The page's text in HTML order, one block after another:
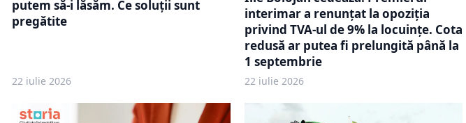
putem să-i lăsăm. Ce soluții sunt
pregătite
22 iulie 2026
interimar a renunțat la opoziția
privind TVA-ul de 9% la locuințe. Cota
redusă ar putea fi prelungită până la
1 septembrie
22 iulie 2026